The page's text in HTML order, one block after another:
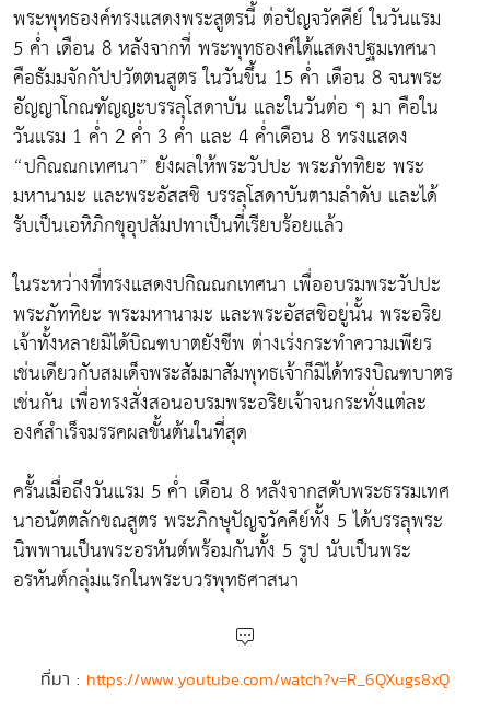
พระพุทธองค์ทรงแสดงพระสูตรนี้ ต่อปัญจวัคคีย์ ในวันแรม
5 ค่ำ เดือน 8 หลังจากที่ พระพุทธองค์ได้แสดงปฐมเทศนา
คือธัมมจักกัปปวัตตนสูตร ในวันขึ้น 15 ค่ำ เดือน 8 จนพระ
อัญญาโกณฑัญญะบรรลุโสดาบัน และในวันต่อ ๆ มา คือใน
วันแรม 1 ค่ำ 2 ค่ำ 3 ค่ำ และ 4 ค่ำเดือน 8 ทรงแสดง
“ปกิณณกเทศนา” ยังผลให้พระวัปปะ พระภัททิยะ พระ
มหานามะ และพระอัสสชิ บรรลุโสดาบันตามลำดับ และได้
รับเป็นเอหิภิกขุอุปสัมปทาเป็นที่เรียบร้อยแล้ว
ในระหว่างที่ทรงแสดงปกิณณกเทศนา เพื่ออบรมพระวัปปะ
พระภัททิยะ พระมหานามะ และพระอัสสชิอยู่นั้น พระอริย
เจ้าทั้งหลายมิได้บิณฑบาตยังชีพ ต่างเร่งกระทำความเพียร
เช่นเดียวกับสมเด็จพระสัมมาสัมพุทธเจ้าก็มิได้ทรงบิณฑบาตร
เช่นกัน เพื่อทรงสั่งสอนอบรมพระอริยเจ้าจนกระทั่งแต่ละ
องค์สำเร็จมรรคผลขั้นต้นในที่สุด
ครั้นเมื่อถึงวันแรม 5 ค่ำ เดือน 8 หลังจากสดับพระธรรมเทศ
นาอนัตตลักขณสูตร พระภิกษุปัญจวัคคีย์ทั้ง 5 ได้บรรลุพระ
นิพพานเป็นพระอรหันต์พร้อมกันทั้ง 5 รูป นับเป็นพระ
อรหันต์กลุ่มแรกในพระบวรพุทธศาสนา
ที่มา : https://www.youtube.com/watch?v=R_6QXugs8xQ